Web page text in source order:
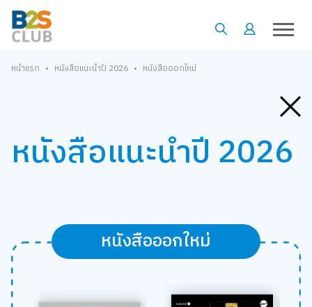
หน้าแรก • หนังสือแนะนำปี 2026 • หนังสือออกใหม่
หนังสือแนะนำปี 2026
หนังสือออกใหม่